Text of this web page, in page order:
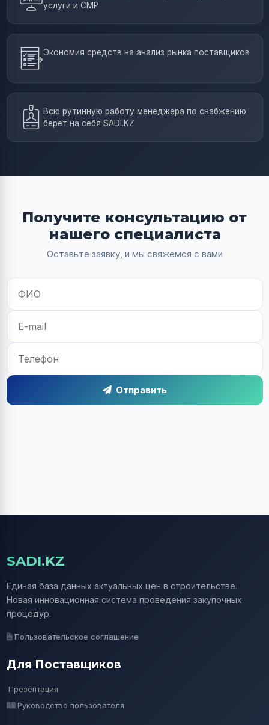
услуги и СМР
Экономия средств на анализ рынка поставщиков
Всю рутинную работу менеджера по снабжению
берёт на себя SADI.KZ
Получите консультацию от
нашего специалиста
Оставьте заявку, и мы свяжемся с вами
Отправить
SADI.KZ
Единая база данных актуальных цен в строительстве.
Новая инновационная система проведения закупочных
процедур.
Пользовательское соглашение
Для Поставщиков
Презентация
Руководство пользователя